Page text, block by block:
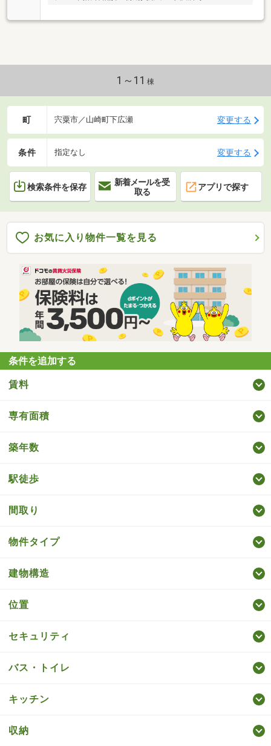
1～11 棟
町 宍粟市／山崎町下広瀬 変更する
条件 指定なし 変更する
検索条件を保存
新着メールを受
取る
アプリで探す
お気に入り物件一覧を見る
条件を追加する
賃料
専有面積
築年数
駅徒歩
間取り
物件タイプ
建物構造
位置
セキュリティ
バス・トイレ
キッチン
収納